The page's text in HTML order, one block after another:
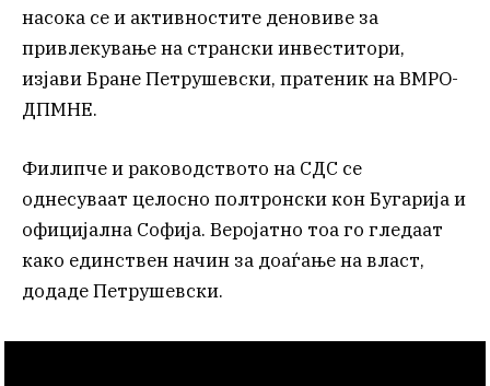
насока се и активностите деновиве за
привлекување на странски инвеститори,
изјави Бране Петрушевски, пратеник на ВМРО-
ДПМНЕ.
Филипче и раководството на СДС се
однесуваат целосно полтронски кон Бугарија и
официјална Софија. Веројатно тоа го гледаат
како единствен начин за доаѓање на власт,
додаде Петрушевски.